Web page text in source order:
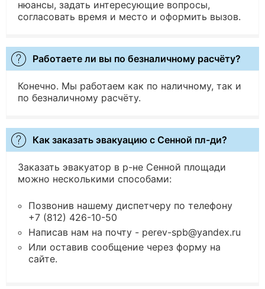
нюансы, задать интересующие вопросы,
согласовать время и место и оформить вызов.
Работаете ли вы по безналичному расчёту?
Конечно. Мы работаем как по наличному, так и
по безналичному расчёту.
Как заказать эвакуацию с Сенной пл-ди?
Заказать эвакуатор в р-не Сенной площади
можно несколькими способами:
Позвонив нашему диспетчеру по телефону
+7 (812) 426-10-50
Написав нам на почту - perev-spb@yandex.ru
Или оставив сообщение через форму на
сайте.